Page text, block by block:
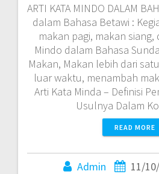
ARTI KATA MINDO DALAM
dalam Bahasa Betawi :
makan pagi, makan
Mindo dalam Bahasa
Makan, Makan lebih dari
luar waktu, menambah
Arti Kata Minda – Definisi
Usulnya Dalam
READ MORE
Admin 11/